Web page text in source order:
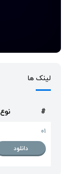
لینک ها
# نوع
01
دانلود